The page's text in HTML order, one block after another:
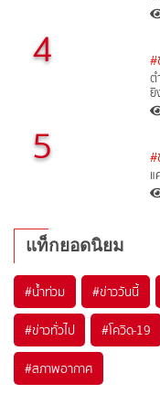
4
ต
ยิ
5
แ
แท็กยอดนิยม
#น้ำท่วม #ข่าววันนี้
#ข่าวทั่วไป #โควิด-19
#สภาพอากาศ